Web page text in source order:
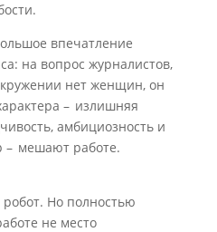
впечатление
на вопрос журналистов,
нет женщин, он
– излишняя
амбициозность и
– мешают работе.
Но полностью
не место